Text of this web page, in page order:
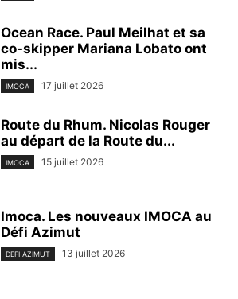
Ocean Race. Paul Meilhat et sa
co-skipper Mariana Lobato ont
mis...
IMOCA 17 juillet 2026
Route du Rhum. Nicolas Rouger
au départ de la Route du...
IMOCA 15 juillet 2026
Imoca. Les nouveaux IMOCA au
Défi Azimut
DEFI AZIMUT 13 juillet 2026